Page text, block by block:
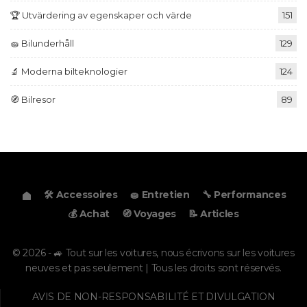
🏆 Utvärdering av egenskaper och värde 151
🧽 Bilunderhåll 129
🔬 Moderna bilteknologier 124
🧭 Bilresor 89
🛠️ Accessoires 🧽 Entretien
🔧 Performances
💰 Achat
🧭 Voyages 📝 Articles
© 2026 - 🚙 Tout sur les voitures, nous écrivons sur les voitures
neuves et pas seulement | Tous les droits sont réservés.
AVIS DE NON-RESPONSABILITÉ ET DIVULGATION